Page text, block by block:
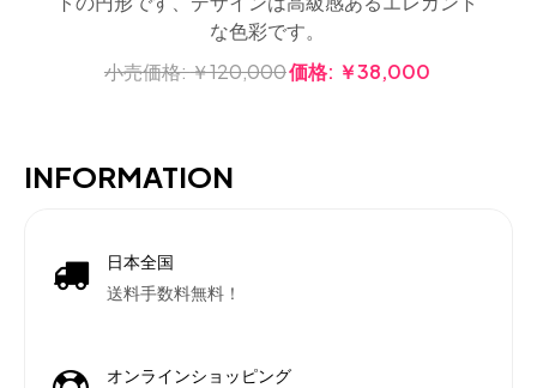
な色彩です。
小売価格:￥120,000価格: ￥38,000
INFORMATION
日本全国
送料手数料無料！
オンラインショッピング